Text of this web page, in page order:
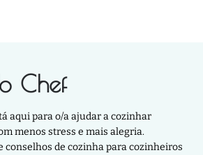
Chef
aqui para o/a ajudar a cozinhar
menos stress e mais alegria.
conselhos de cozinha para cozinheiros